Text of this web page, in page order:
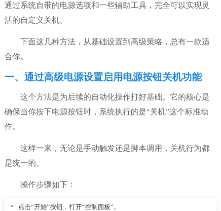
通过系统自带的电源选项和一些辅助工具，完全可以实现灵
活的自定义关机。
下面这几种方法，从基础设置到高级策略，总有一款适
合你。
一、通过高级电源设置启用电源按钮关机功能
这个方法是为后续的自动化操作打好基础。它的核心是
确保当你按下电源按钮时，系统执行的是“关机”这个标准动
作。
这样一来，无论是手动触发还是脚本调用，关机行为都
是统一的。
操作步骤如下：
点击“开始”按钮，打开“控制面板”。